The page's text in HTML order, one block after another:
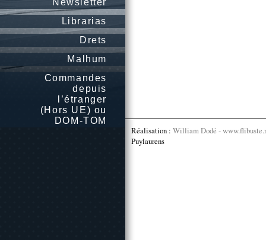
Newsletter
Librarias
Drets
Malhum
Commandes
depuis
l’étranger
(Hors UE) ou
DOM-TOM
Réalisation : William Dodé -
Puylaurens